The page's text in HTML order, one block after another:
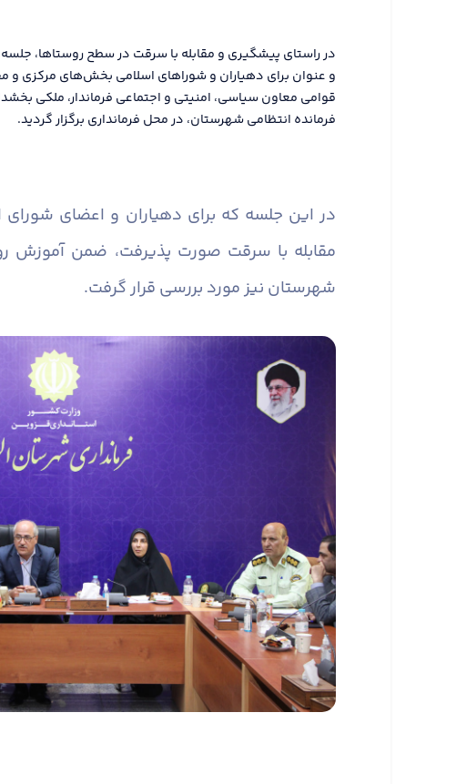
در راستای پیشگیری و مقابله با سرقت در سطح روستاها،
و عنوان برای دهیاران و شوراهای اسلامی بخش‌های مرکزی و
قوامی معاون سیاسی، امنیتی و اجتماعی فرماندار، ملکی
فرمانده انتظامی شهرستان، در محل فرمانداری برگزار گردید.
در این جلسه که برای دهیاران و اعضای
مقابله با سرقت صورت پذیرفت، ضمن
شهرستان نیز مورد بررسی قرار گرفت.